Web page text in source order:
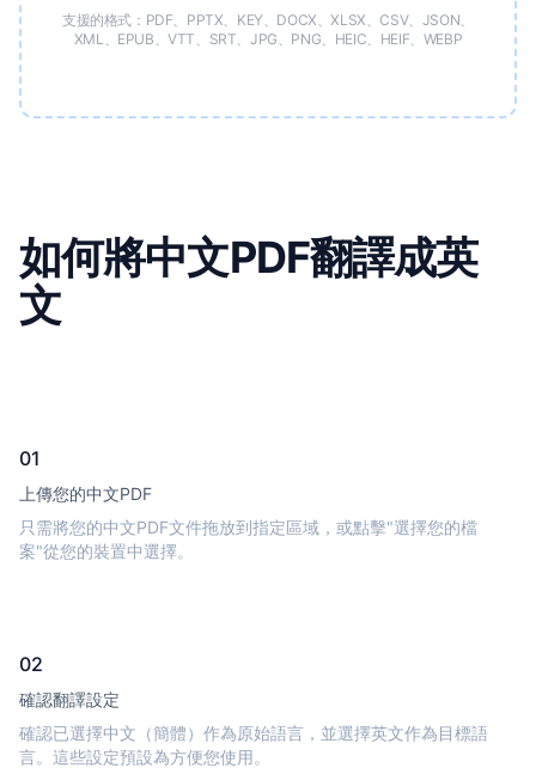
支援的格式：PDF、PPTX、KEY、DOCX、XLSX、CSV、JSON、
XML、EPUB、VTT、SRT、JPG、PNG、HEIC、HEIF、WEBP
如何將中文PDF翻譯成英
文
01
上傳您的中文PDF
只需將您的中文PDF文件拖放到指定區域，或點擊"選擇您的檔
案"從您的裝置中選擇。
02
確認翻譯設定
確認已選擇中文（簡體）作為原始語言，並選擇英文作為目標語
言。這些設定預設為方便您使用。